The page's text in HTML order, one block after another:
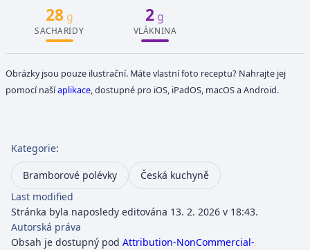
28g
SACHARIDY
2 g
VLÁKNINA
Obrázky jsou pouze ilustrační. Máte vlastní foto receptu? Nahrajte jej
pomocí našíaplikace, dostupné pro iOS, iPadOS, macOS a Android.
Kategorie:
Bramborové polévky
Česká kuchyně
Last modified
Stránka byla naposledy editována 13. 2. 2026 v 18:43.
Autorská práva
Obsah je dostupný pod Attribution-NonCommercial-